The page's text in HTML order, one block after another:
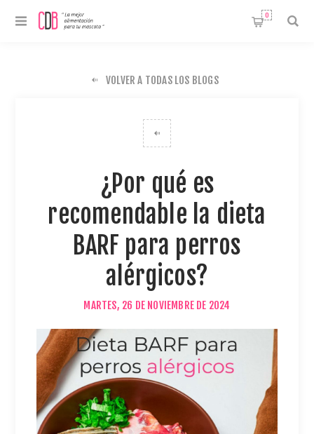
0
VOLVER A TODAS LOS BLOGS
¿Por qué es
recomendable la dieta
BARF para perros
alérgicos?
MARTES, 26 DE NOVIEMBRE DE 2024